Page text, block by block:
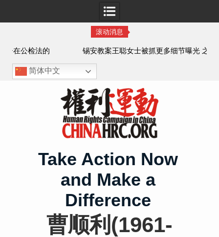
滚动消息
锡安教案王聪女士被抓更多细节曝光 之一
简体中文
Take Action Now
and Make a
Difference
曹顺利(1961-